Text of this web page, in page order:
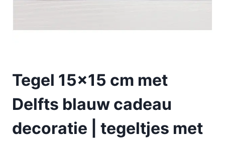
Tegel 15×15 cm met
Delfts blauw cadeau
decoratie | tegeltjes met